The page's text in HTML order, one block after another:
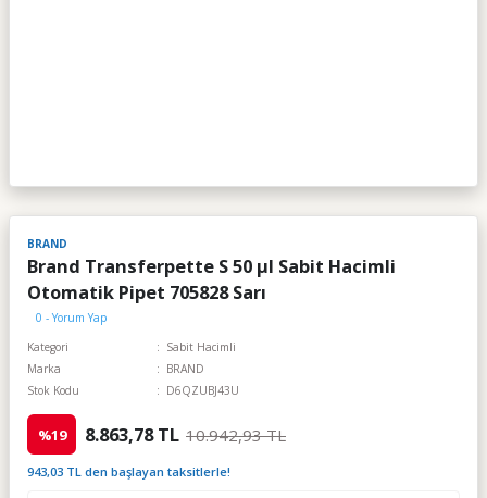
BRAND
Brand Transferpette S 50 µl Sabit Hacimli
Otomatik Pipet 705828 Sarı
0 - Yorum Yap
Kategori
Sabit Hacimli
Marka
BRAND
Stok Kodu
D6QZUBJ43U
%19 8.863,78 TL 10.942,93 TL
943,03 TL den başlayan taksitlerle!